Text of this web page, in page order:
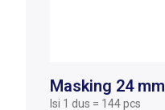
Masking 24 mm
Isi 1 dus = 144 pcs